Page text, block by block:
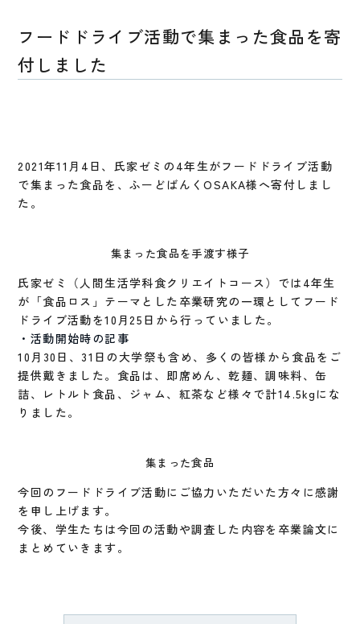
フードドライブ活動で集まった食品を寄
付しました
2021年11月4日、氏家ゼミの4年生がフードドライブ活動
で集まった食品を、ふーどばんくOSAKA様へ寄付しまし
た。
集まった食品を手渡す様子
氏家ゼミ（人間生活学科食クリエイトコース）では4年生
が「食品ロス」テーマとした卒業研究の一環としてフード
ドライブ活動を10月25日から行っていました。
・活動開始時の記事
10月30日、31日の大学祭も含め、多くの皆様から食品をご
提供戴きました。食品は、即席めん、乾麺、調味料、缶
詰、レトルト食品、ジャム、紅茶など様々で計14.5kgにな
りました。
集まった食品
今回のフードドライブ活動にご協力いただいた方々に感謝
を申し上げます。
今後、学生たちは今回の活動や調査した内容を卒業論文に
まとめていきます。